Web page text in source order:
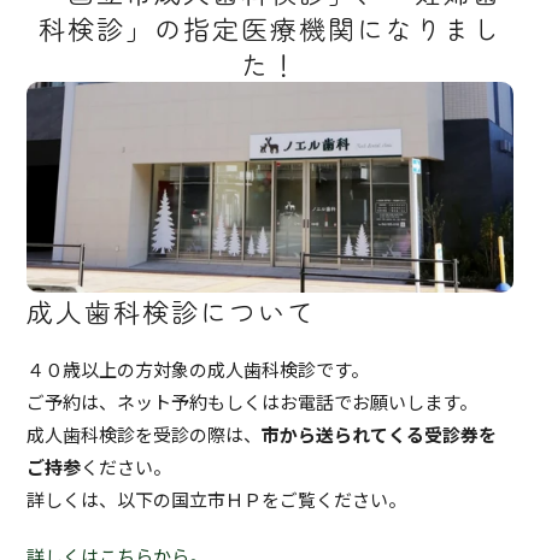
科検診」の指定医療機関になりまし
た！
成人歯科検診について
４０歳以上の方対象の成人歯科検診です。
ご予約は、ネット予約もしくはお電話でお願いします。
成人歯科検診を受診の際は、市から送られてくる受診券を
ご持参ください。
詳しくは、以下の国立市ＨＰをご覧ください。